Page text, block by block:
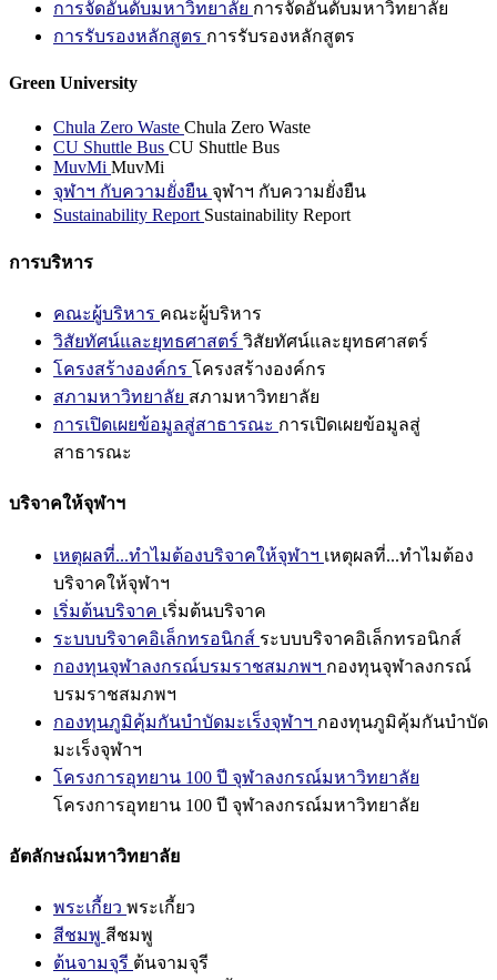
การจัดอันดับมหาวิทยาลัย การจัดอันดับมหาวิทยาลัย
การรับรองหลักสูตร การรับรองหลักสูตร
Green University
Chula Zero Waste Chula Zero Waste
CU Shuttle Bus CU Shuttle Bus
MuvMi MuvMi
จุฬาฯ กับความยั่งยืน จุฬาฯ กับความยั่งยืน
Sustainability Report Sustainability Report
การบริหาร
คณะผู้บริหาร คณะผู้บริหาร
วิสัยทัศน์และยุทธศาสตร์ วิสัยทัศน์และยุทธศาสตร์
โครงสร้างองค์กร โครงสร้างองค์กร
สภามหาวิทยาลัย สภามหาวิทยาลัย
การเปิดเผยข้อมูลสู่สาธารณะ การเปิดเผยข้อมูลสู่
สาธารณะ
บริจาคให้จุฬาฯ
เหตุผลที่...ทำไมต้องบริจาคให้จุฬาฯ เหตุผลที่...ทำไมต้อง
บริจาคให้จุฬาฯ
เริ่มต้นบริจาค เริ่มต้นบริจาค
ระบบบริจาคอิเล็กทรอนิกส์ ระบบบริจาคอิเล็กทรอนิกส์
กองทุนจุฬาลงกรณ์บรมราชสมภพฯ กองทุนจุฬาลงกรณ์
บรมราชสมภพฯ
กองทุนภูมิคุ้มกันบำบัดมะเร็งจุฬาฯ กองทุนภูมิคุ้มกันบำบัด
มะเร็งจุฬาฯ
โครงการอุทยาน 100 ปี จุฬาลงกรณ์มหาวิทยาลัย
โครงการอุทยาน 100 ปี จุฬาลงกรณ์มหาวิทยาลัย
อัตลักษณ์มหาวิทยาลัย
พระเกี้ยว พระเกี้ยว
สีชมพู สีชมพู
ต้นจามจุรี ต้นจามจุรี